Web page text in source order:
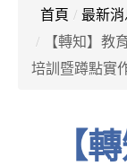
首頁 / 最新消
/
【轉知】教
培訓暨蹲點實
【轉知】教育部青